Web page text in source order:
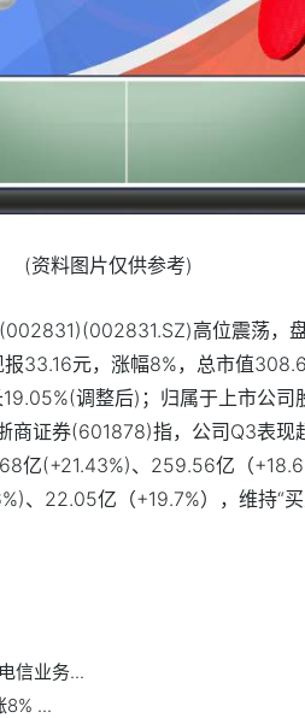
(资料图片仅供参考)
高位震荡，
33.16元，涨幅8%，总市值
调整后)；归属于上市公司
商证券(601878)指，公司Q3表
亿(+21.43%)、259.56亿（
、22.05亿（+19.7%），维持“买
信业务...
8% ...